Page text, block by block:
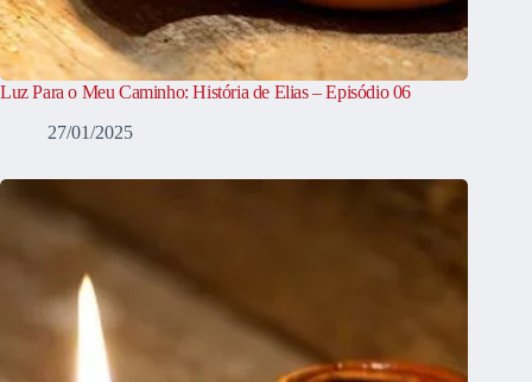
Luz Para o Meu Caminho: História de Elias – Episódio 06
27/01/2025